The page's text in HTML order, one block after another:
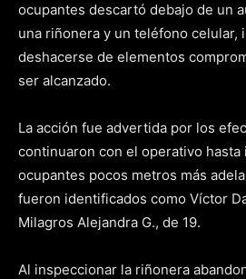
ocupantes descartó debajo de un
una riñonera y un teléfono celular,
deshacerse de elementos
ser alcanzado.
La acción fue advertida por los
continuaron con el operativo hasta
ocupantes pocos metros más
fueron identificados como Víctor
Milagros Alejandra G., de 19.
Al inspeccionar la riñonera